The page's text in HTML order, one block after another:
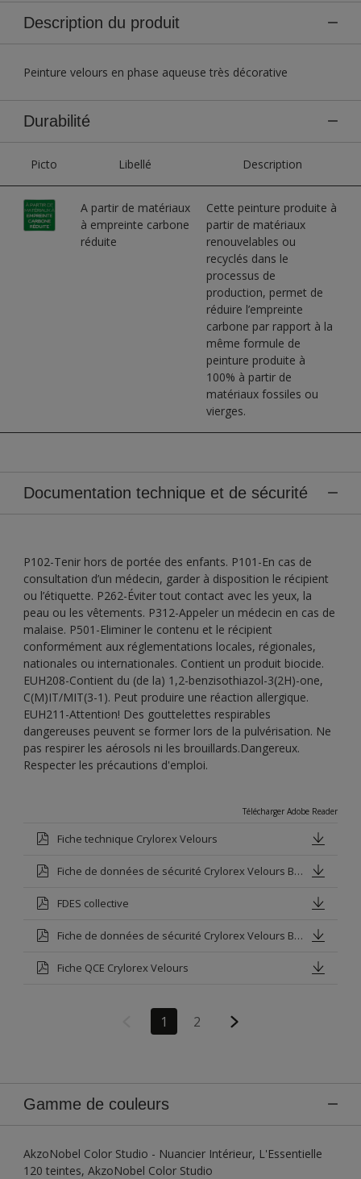
Description du produit
Peinture velours en phase aqueuse très décorative
Durabilité
Picto Libellé Description
A partir de matériaux
à empreinte carbone
réduite
Cette peinture produite à
partir de matériaux
renouvelables ou
recyclés dans le
processus de
production, permet de
réduire l’empreinte
carbone par rapport à la
même formule de
peinture produite à
100% à partir de
matériaux fossiles ou
vierges.
Documentation technique et de sécurité
P102-Tenir hors de portée des enfants. P101-En cas de
consultation d’un médecin, garder à disposition le récipient
ou l’étiquette. P262-Éviter tout contact avec les yeux, la
peau ou les vêtements. P312-Appeler un médecin en cas de
malaise. P501-Eliminer le contenu et le récipient
conformément aux réglementations locales, régionales,
nationales ou internationales. Contient un produit biocide.
EUH208-Contient du (de la) 1,2-benzisothiazol-3(2H)-one,
C(M)IT/MIT(3-1). Peut produire une réaction allergique.
EUH211-Attention! Des gouttelettes respirables
dangereuses peuvent se former lors de la pulvérisation. Ne
pas respirer les aérosols ni les brouillards.Dangereux.
Respecter les précautions d'emploi.
Télécharger Adobe Reader
Fiche technique Crylorex Velours
Fiche de données de sécurité Crylorex Velours Blanc
FDES collective
Fiche de données de sécurité Crylorex Velours Base V
Fiche QCE Crylorex Velours
1 2
Gamme de couleurs
AkzoNobel Color Studio - Nuancier Intérieur, L'Essentielle
120 teintes, AkzoNobel Color Studio